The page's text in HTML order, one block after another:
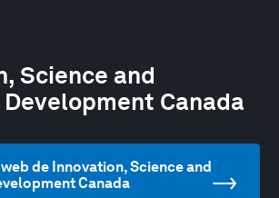
Science and
Canada
de Innovation, Science and
Canada